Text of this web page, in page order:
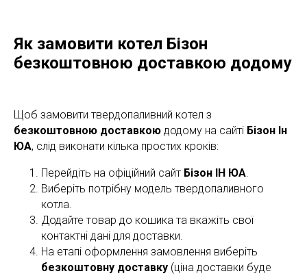
Як замовити котел Бізон
безкоштовною доставкою додому
Щоб замовити твердопаливний котел з
безкоштовною доставкою додому на сайті Бізон Ін
ЮА, слід виконати кілька простих кроків:
Перейдіть на офіційний сайт Бізон ІН ЮА.
Виберіть потрібну модель твердопаливного
котла.
Додайте товар до кошика та вкажіть свої
контактні дані для доставки.
На етапі оформлення замовлення виберіть
безкоштовну доставку (ціна доставки буде